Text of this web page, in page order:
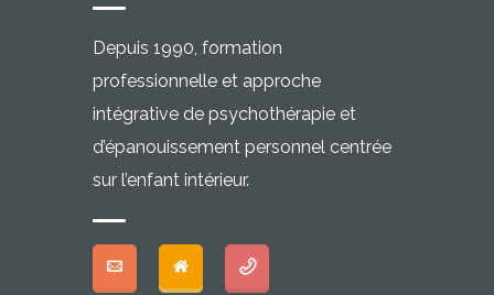
Depuis 1990, formation
professionnelle et approche
intégrative de psychothérapie et
d’épanouissement personnel centrée
sur l’enfant intérieur.